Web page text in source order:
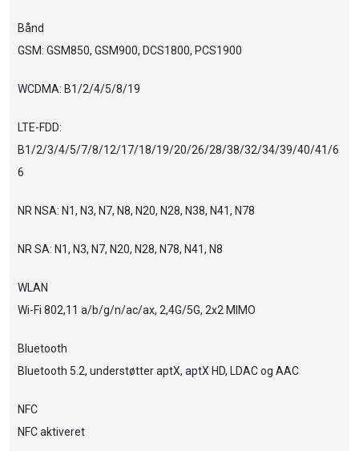
Bånd
GSM: GSM850, GSM900, DCS1800, PCS1900
WCDMA: B1/2/4/5/8/19
LTE-FDD:
B1/2/3/4/5/7/8/12/17/18/19/20/26/28/38/32/34/39/40/41/6
6
NR NSA: N1, N3, N7, N8, N20, N28, N38, N41, N78
NR SA: N1, N3, N7, N20, N28, N78, N41, N8
WLAN
Wi-Fi 802,11 a/b/g/n/ac/ax, 2,4G/5G, 2x2 MIMO
Bluetooth
Bluetooth 5.2, understøtter aptX, aptX HD, LDAC og AAC
NFC
NFC aktiveret